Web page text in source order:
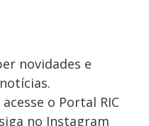
novidades e
o Portal ​RIC
no Instagram